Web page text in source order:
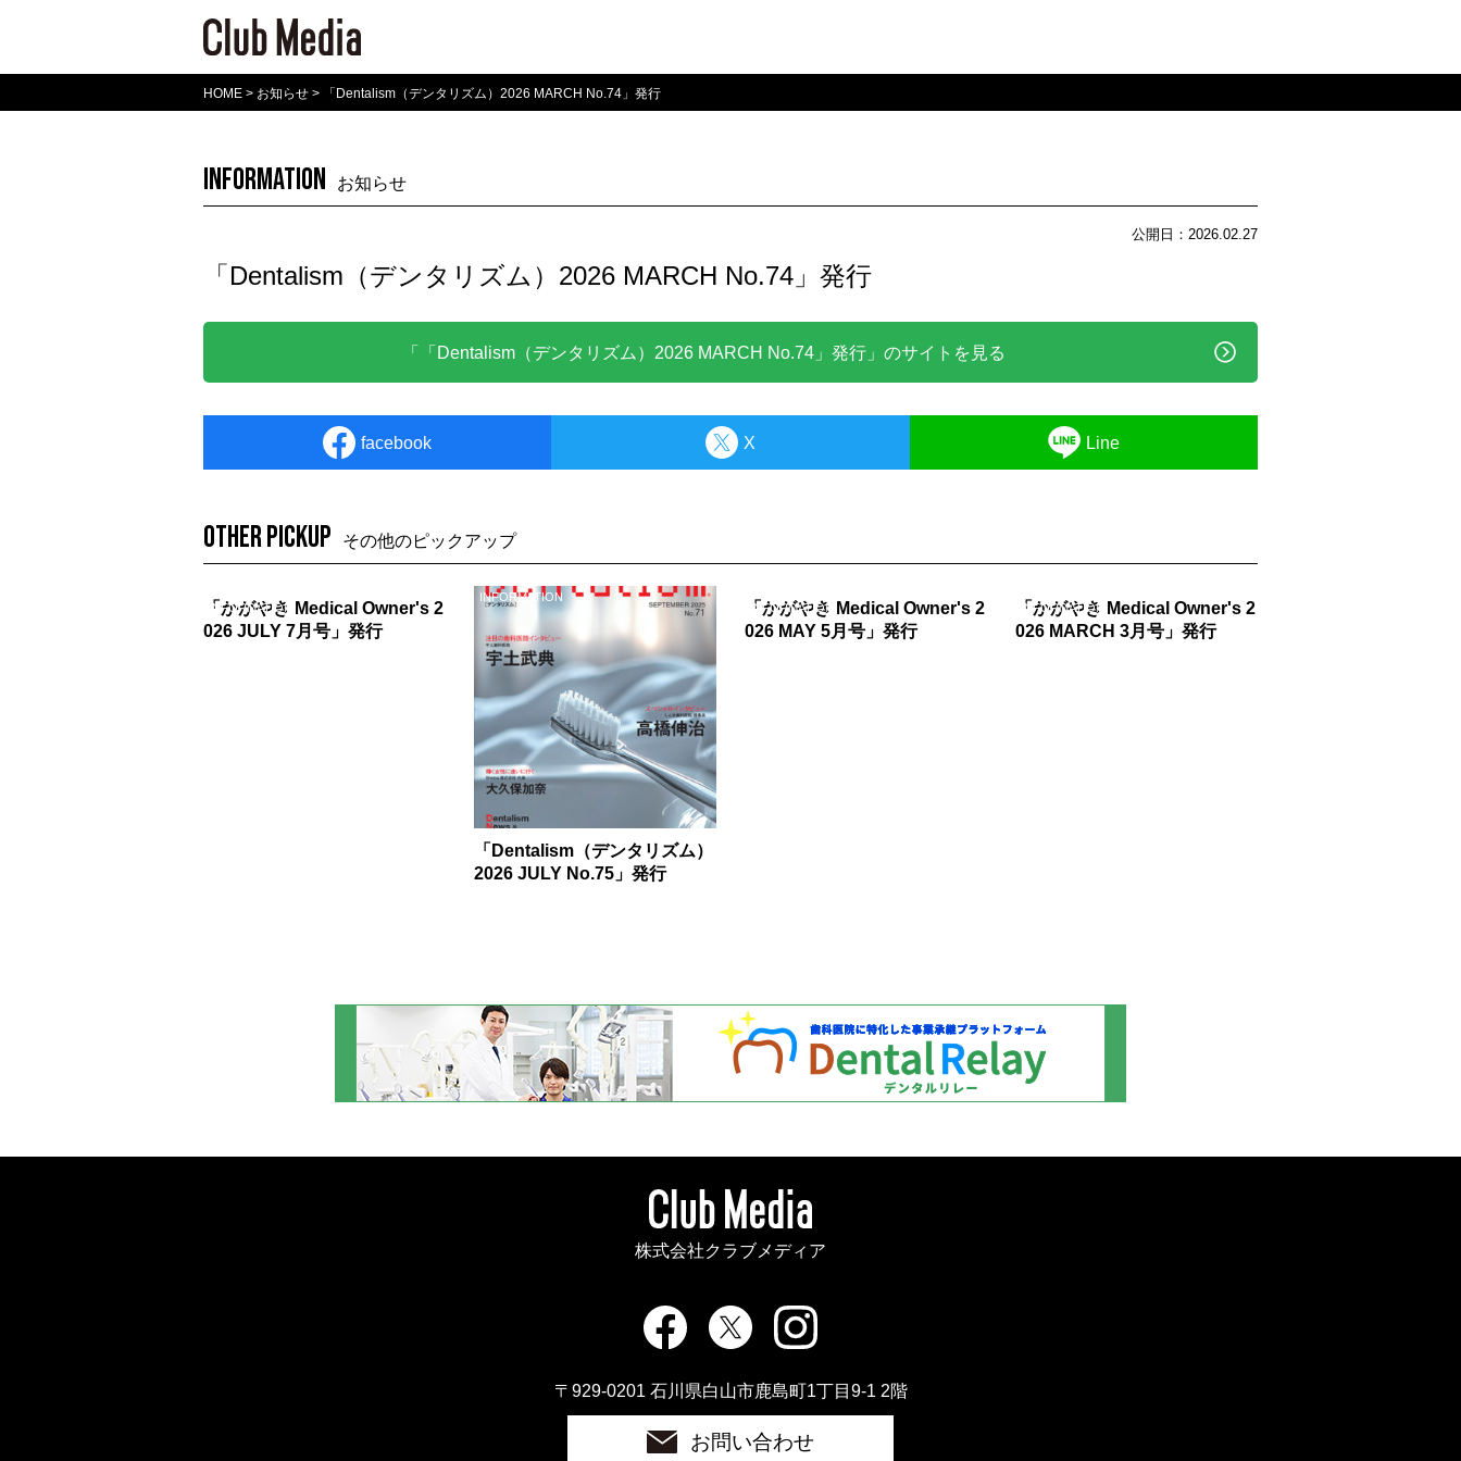
HOME> お知らせ> 「Dentalism（デンタリズム）2026 MARCH No.74」発行
INFORMATION お知らせ
公開日：2026.02.27
「Dentalism（デンタリズム）2026 MARCH No.74」発行
「「Dentalism（デンタリズム）2026 MARCH No.74」発行」のサイトを見る
facebook X Line
OTHER PICKUP その他のピックアップ
INFORMATION
「かがやき Medical Owner's 2
026 JULY 7月号」発行
INFORMATION
「Dentalism（デンタリズム）
2026 JULY No.75」発行
INFORMATION
「かがやき Medical Owner's 2
026 MAY 5月号」発行
INFORMATION
「かがやき Medical Owner's 2
026 MARCH 3月号」発行
株式会社クラブメディア
〒929-0201 石川県白山市鹿島町1丁目9-1 2階
お問い合わせ